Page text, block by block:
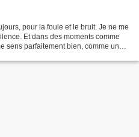
pour la foule et le bruit. Je ne me
Et dans des moments comme
sens parfaitement bien, comme un